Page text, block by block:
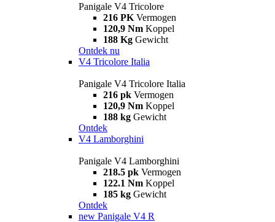
Panigale V4 Tricolore
216 PK Vermogen
120,9 Nm Koppel
188 Kg Gewicht
Ontdek nu
V4 Tricolore Italia
Panigale V4 Tricolore Italia
216 pk Vermogen
120,9 Nm Koppel
188 kg Gewicht
Ontdek
V4 Lamborghini
Panigale V4 Lamborghini
218.5 pk Vermogen
122.1 Nm Koppel
185 kg Gewicht
Ontdek
new Panigale V4 R